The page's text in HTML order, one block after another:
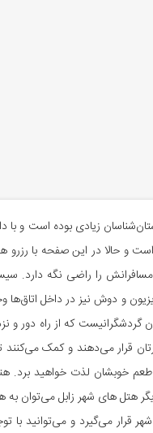
زیادی بوده
و حالا در این صفحه با رزرو
را راضی نگه دارد.
و دوش نیز در داخل اتاق‌ها
و 10 اتاق و در مجموع 70 تخت، میزبان
قرار می‌دهند و کمک
خوبشان لذت خواهید برد.
قرار می‌گیرد و می‌توانید با